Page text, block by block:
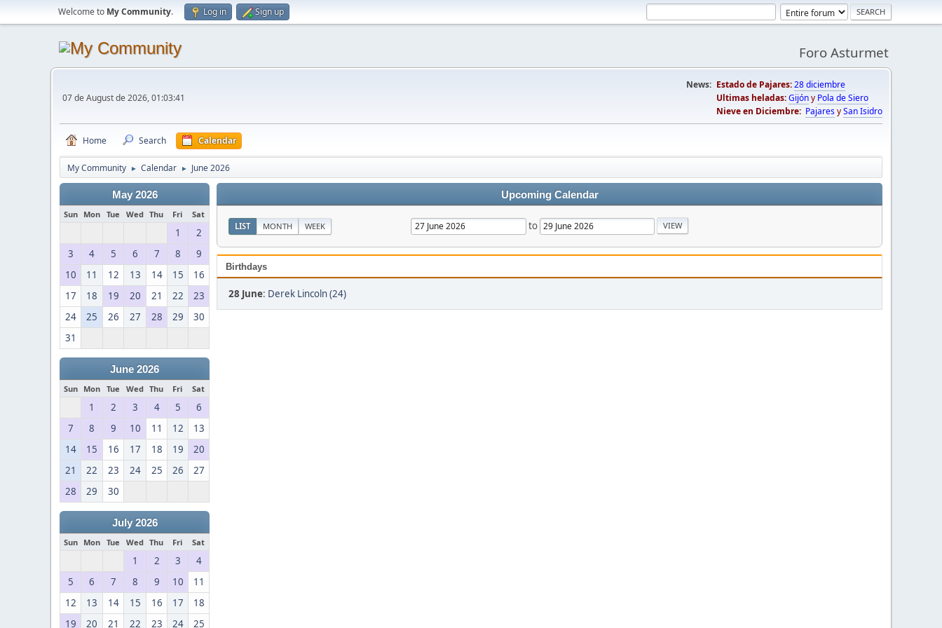
Welcome to My Community. Log in Sign up
Foro Asturmet
07 de August de 2026, 01:03:41
News: Estado de Pajares:28 diciembre
Ultimas heladas:Gijóny Pola de Siero
Nieve en Diciembre: PajaresySan Isidro
Home Search Calendar
My Community ► Calendar ► June 2026
May 2026
Sun Mon Tue Wed Thu Fri Sat
1
2
3
4 5 6 7 8
9
10
11 12 13 14 15
16
17
18 19 20 21 22
23
24
25 26 27 28 29
30
31
June 2026
Sun Mon Tue Wed Thu Fri Sat
1 2 3 4 5
6
7
8 9 10 11 12
13
14
15 16 17 18 19
20
21
22 23 24 25 26
27
28
29 30
July 2026
Sun Mon Tue Wed Thu Fri Sat
1 2 3
4
5
6 7 8 9 10
11
12
13 14 15 16 17
18
19
20 21 22 23 24 25
Upcoming Calendar
LIST MONTH WEEK to
Birthdays
28 June: Derek Lincoln (24)